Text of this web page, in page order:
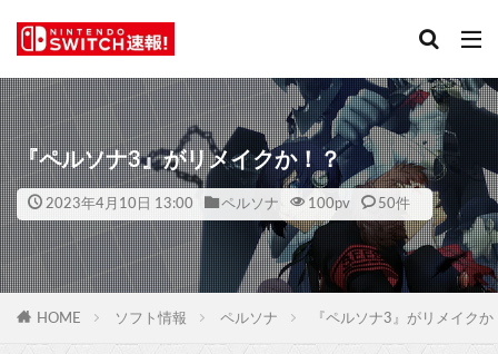
『ペルソナ3』がリメイクか！？
2023年4月10日 13:00 ペルソナ 100pv 50件
HOME ソフト情報 ペルソナ 『ペルソナ3』がリメイクか